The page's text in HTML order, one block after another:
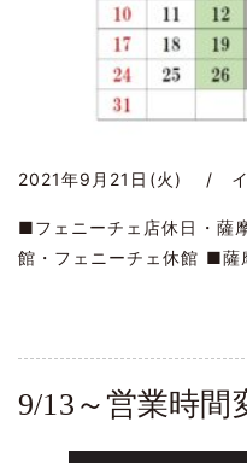
2021年9月21日(火) / イ
■フェニーチェ店休日・薩
館・フェニーチェ休館 ■
9/13～営業時間